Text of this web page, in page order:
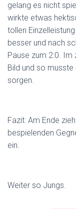
gelang es nicht
wirkte etwas
tollen
besser und nach
Pause zum 2:0.
Bild und so
sorgen.
Fazit: Am Ende
bespielenden
ein.
Weiter so Jungs.